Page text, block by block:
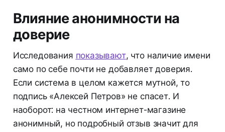
Влияние анонимности на
доверие
Исследования показывают, что наличие имени
само по себе почти не добавляет доверия.
Если система в целом кажется мутной, то
подпись «Алексей Петров» не спасет. И
наоборот: на честном интернет-магазине
анонимный, но подробный отзыв значит для